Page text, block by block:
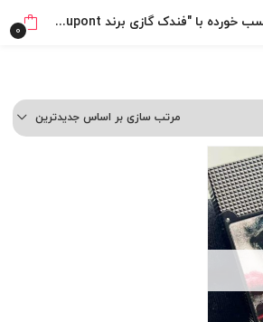
خرید قسطی با ترب‌پی پست های برچسب خورده با "فندک گازی برند S.T Dupont (طرح جوکر)" 0
مرتب سازی بر اساس جدیدترین